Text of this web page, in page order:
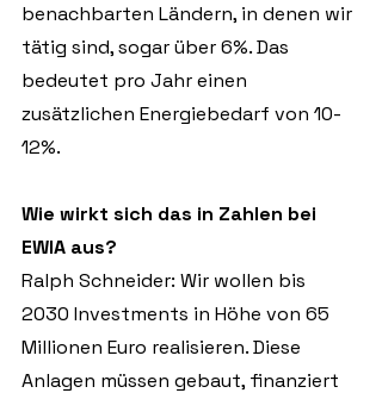
benachbarten Ländern, in denen wir
tätig sind, sogar über 6%. Das
bedeutet pro Jahr einen
zusätzlichen Energiebedarf von 10-
12%.
Wie wirkt sich das in Zahlen bei
EWIA aus?
Ralph Schneider: Wir wollen bis
2030 Investments in Höhe von 65
Millionen Euro realisieren. Diese
Anlagen müssen gebaut, finanziert